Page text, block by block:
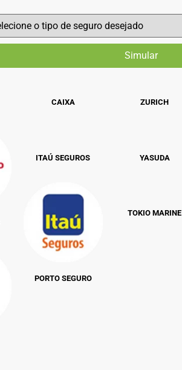
CAIXA
ITAÚ SEGUROS
PORTO SEGURO
ZURICH
YASUDA
TOKIO MARINE